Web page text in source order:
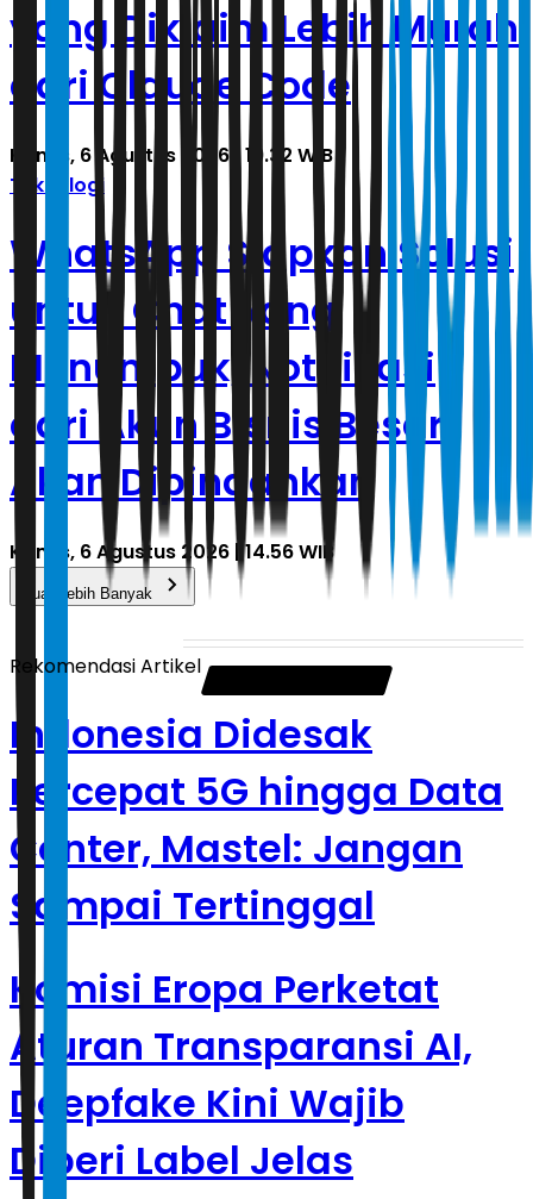
yang Diklaim Lebih Murah
dari Claude Code
Kamis, 6 Agustus 2026 | 19.32 WIB
Teknologi
WhatsApp Siapkan Solusi
untuk Chat yang
Menumpuk, Notifikasi
dari Akun Bisnis Besar
Akan Dipindahkan
Kamis, 6 Agustus 2026 | 14.56 WIB
Muat Lebih Banyak
Rekomendasi Artikel
Indonesia Didesak
Percepat 5G hingga Data
Center, Mastel: Jangan
Sampai Tertinggal
Komisi Eropa Perketat
Aturan Transparansi AI,
Deepfake Kini Wajib
Diberi Label Jelas